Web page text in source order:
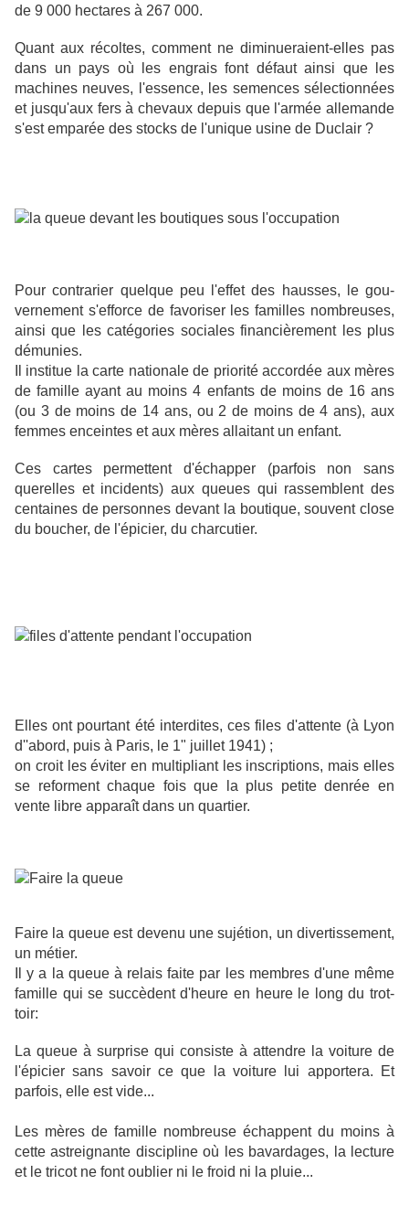
de 9 000 hectares à 267 000.
Quant aux récoltes, comment ne diminueraient-elles pas
dans un pays où les engrais font défaut ainsi que les
machines neuves, l'essence, les semences sélectionnées
et jusqu'aux fers à chevaux depuis que l'armée allemande
s'est emparée des stocks de l'unique usine de Duclair ?
Pour contrarier quelque peu l'effet des hausses, le gou-
vernement s'efforce de favoriser les familles nombreuses,
ainsi que les catégories sociales financièrement les plus
démunies.
Il institue la carte nationale de priorité accordée aux mères
de famille ayant au moins 4 enfants de moins de 16 ans
(ou 3 de moins de 14 ans, ou 2 de moins de 4 ans), aux
femmes enceintes et aux mères allaitant un enfant.
Ces cartes permettent d'échapper (parfois non sans
querelles et incidents) aux queues qui rassemblent des
centaines de personnes devant la boutique, souvent close
du boucher, de l'épicier, du charcutier.
Elles ont pourtant été interdites, ces files d'attente (à Lyon
d''abord, puis à Paris, le 1" juillet 1941) ;
on croit les éviter en multipliant les inscriptions, mais elles
se reforment chaque fois que la plus petite denrée en
vente libre apparaît dans un quartier.
Faire la queue est devenu une sujétion, un divertissement,
un métier.
Il y a la queue à relais faite par les membres d'une même
famille qui se succèdent d'heure en heure le long du trot-
toir:
La queue à surprise qui consiste à attendre la voiture de
l'épicier sans savoir ce que la voiture lui apportera. Et
parfois, elle est vide...
Les mères de famille nombreuse échappent du moins à
cette astreignante discipline où les bavardages, la lecture
et le tricot ne font oublier ni le froid ni la pluie...